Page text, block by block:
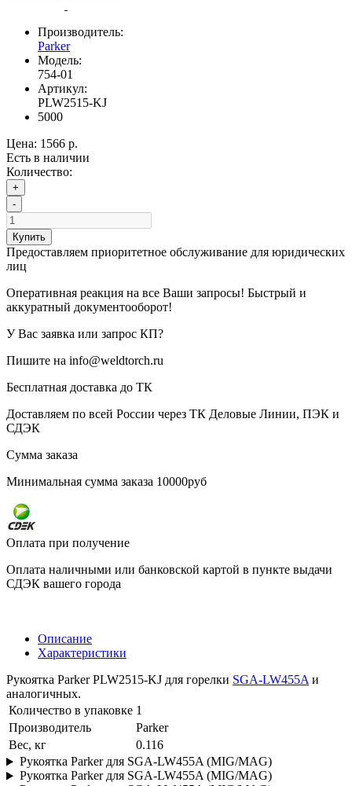
Производитель:
Parker
Модель:
754-01
Артикул:
PLW2515-KJ
5000
Цена: 1566 р.
Есть в наличии
Количество:
+
-
Купить
Предоставляем приоритетное обслуживание для юридических
лиц
Оперативная реакция на все Ваши запросы! Быстрый и
аккуратный документооборот!
У Вас заявка или запрос КП?
Пишите на info@weldtorch.ru
Бесплатная доставка до ТК
Доставляем по всей России через ТК Деловые Линии, ПЭК и
СДЭК
Сумма заказа
Минимальная сумма заказа 10000руб
Оплата при получение
Оплата наличными или банковской картой в пункте выдачи
СДЭК вашего города
Описание
Характеристики
Рукоятка Parker PLW2515-KJ для горелки SGA-LW455Aи
аналогичных.
Количество в упаковке 1
Производитель
Parker
Вес, кг
0.116
Рукоятка Parker для SGA-LW455A (MIG/MAG)
Рукоятка Parker для SGA-LW455A (MIG/MAG)